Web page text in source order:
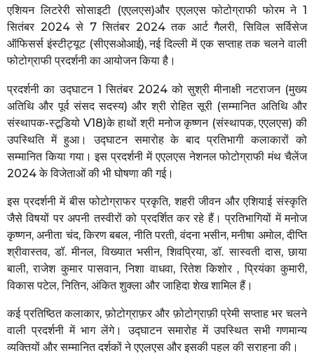
एशियन लिटरेरी सोसाइटी (एएलएस)और एएलएस फोटोग्राफी फोरम ने 1
सितंबर 2024 से 7 सितंबर 2024 तक आर्ट गैलरी, सिविल सर्विसेज
ऑफिसर्स इंस्टीट्यूट (सीएसओआई), नई दिल्ली में एक सप्ताह तक चलने वाली
फोटोग्राफी प्रदर्शनी का आयोजन किया है।
प्रदर्शनी का उद्घाटन 1 सितंबर 2024 को सुश्री मीनाक्षी नटराजन (मुख्य
अतिथि और पूर्व संसद सदस्य) और श्री रोहित सूरी (सम्मानित अतिथि और
संस्थापक-स्टूडियो V18)के हाथों श्री मनोज कृष्णन (संस्थापक, एएलएस) की
उपस्थिति में हुआ। उद्घाटन समारोह के बाद प्रतिभागी कलाकारों को
सम्मानित किया गया। इस प्रदर्शनी में एएलएस नेशनल फोटोग्राफी मंथ चैलेंज
2024 के विजेताओं की भी घोषणा की गई।
इस प्रदर्शनी में बीस फोटोग्राफर प्रकृति, शहरी जीवन और एशियाई संस्कृति
जैसे विषयों पर अपनी तस्वीरों को प्रदर्शित कर रहे हैं। प्रतिभागियों में मनोज
कृष्णन, अनीता चंद, किरण बबल, नीति परती, वंदना भसीन, मनीषा अमोल, दीप्ति
श्रीवास्तव, डॉ. मीनल, विख्यात भसीन, शिवप्रिया, डॉ. सास्वती दास, छाया
बाली, राजेश कुमार पासवान, निशा वाधवा, रितेश किशोर , प्रियंका कुमारी,
विकास पटेल, नितिन, अंकित शुक्ला और जाहिदा शेख शामिल हैं।
कई प्रतिष्ठित कलाकार, फ़ोटोग्राफ़र और फ़ोटोग्राफ़ी प्रेमी सप्ताह भर चलने
वाली प्रदर्शनी में भाग लेंगे। उद्घाटन समारोह में उपस्थित सभी गणमान्य
व्यक्तियों और सम्मानित दर्शकों ने एएलएस और इसकी पहल की सराहना की।